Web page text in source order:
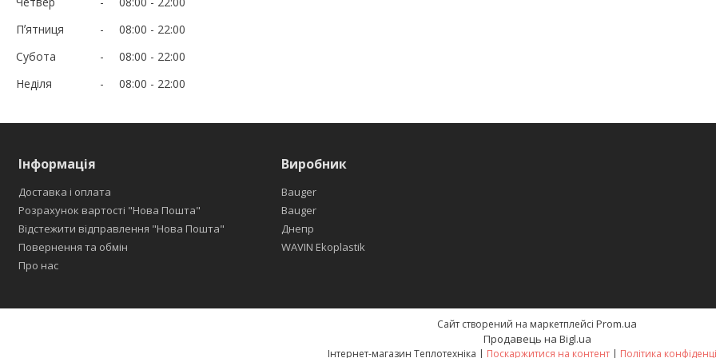
Пʼятниця
08:00
22:00
Субота
08:00
22:00
Неділя
08:00 22:00
Інформація
Доставка і оплата
Розрахунок вартості "Нова Пошта"
Відстежити відправлення "Нова Пошта"
Повернення та обмін
Про нас
Виробник
Bauger
Bauger
Днепр
WAVIN Ekoplastik
Сайт створений на маркетплейсі Prom.ua
Продавець на Bigl.ua
Інтернет-магазин Теплотехніка | Поскаржитися на контент | Політика